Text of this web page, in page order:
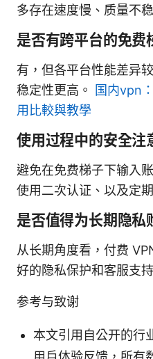
多存在速度慢、质量不
是否有跨平台的免费
有，但各平台性能差异
稳定性更高。
国内vpn
用比較與教學
使用过程中的安全注
避免在免费梯子下输入
使用二次认证、以及定
是否值得为长期隐私
从长期角度看，付费
好的隐私保护和客服支
参考与致谢
本文引用自公开的行